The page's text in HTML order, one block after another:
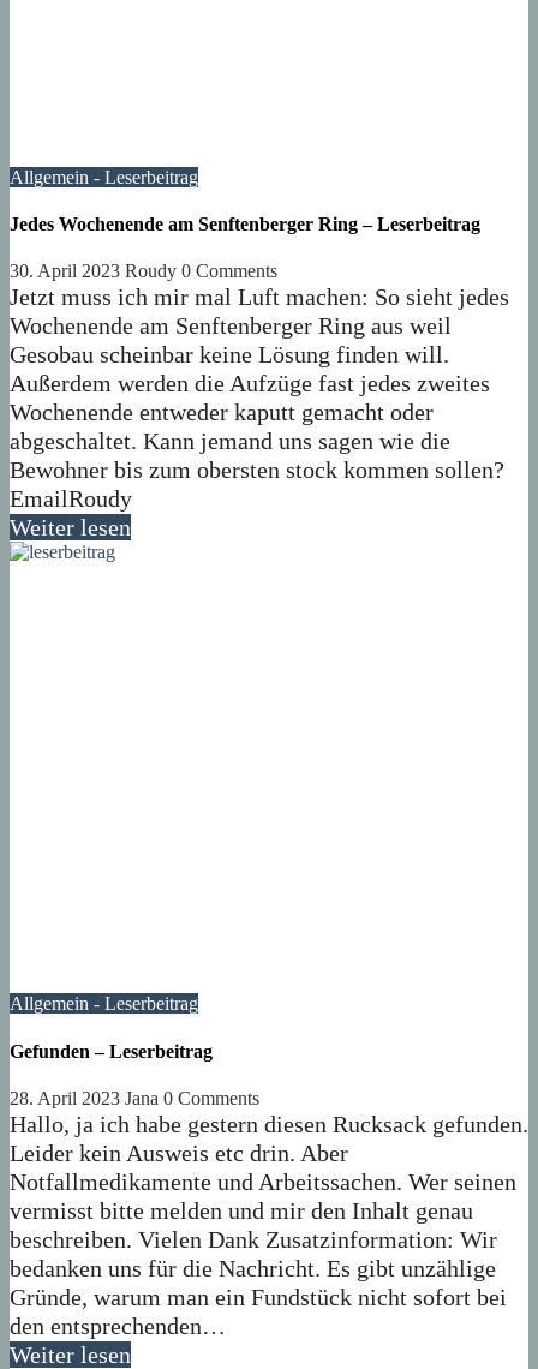
Allgemein - Leserbeitrag
Jedes Wochenende am Senftenberger Ring – Leserbeitrag
30. April 2023 Roudy 0 Comments
Jetzt muss ich mir mal Luft machen: So sieht jedes
Wochenende am Senftenberger Ring aus weil
Gesobau scheinbar keine Lösung finden will.
Außerdem werden die Aufzüge fast jedes zweites
Wochenende entweder kaputt gemacht oder
abgeschaltet. Kann jemand uns sagen wie die
Bewohner bis zum obersten stock kommen sollen?
EmailRoudy
Weiter lesen
Allgemein - Leserbeitrag
Gefunden – Leserbeitrag
28. April 2023 Jana 0 Comments
Hallo, ja ich habe gestern diesen Rucksack gefunden.
Leider kein Ausweis etc drin. Aber
Notfallmedikamente und Arbeitssachen. Wer seinen
vermisst bitte melden und mir den Inhalt genau
beschreiben. Vielen Dank Zusatzinformation: Wir
bedanken uns für die Nachricht. Es gibt unzählige
Gründe, warum man ein Fundstück nicht sofort bei
den entsprechenden…
Weiter lesen